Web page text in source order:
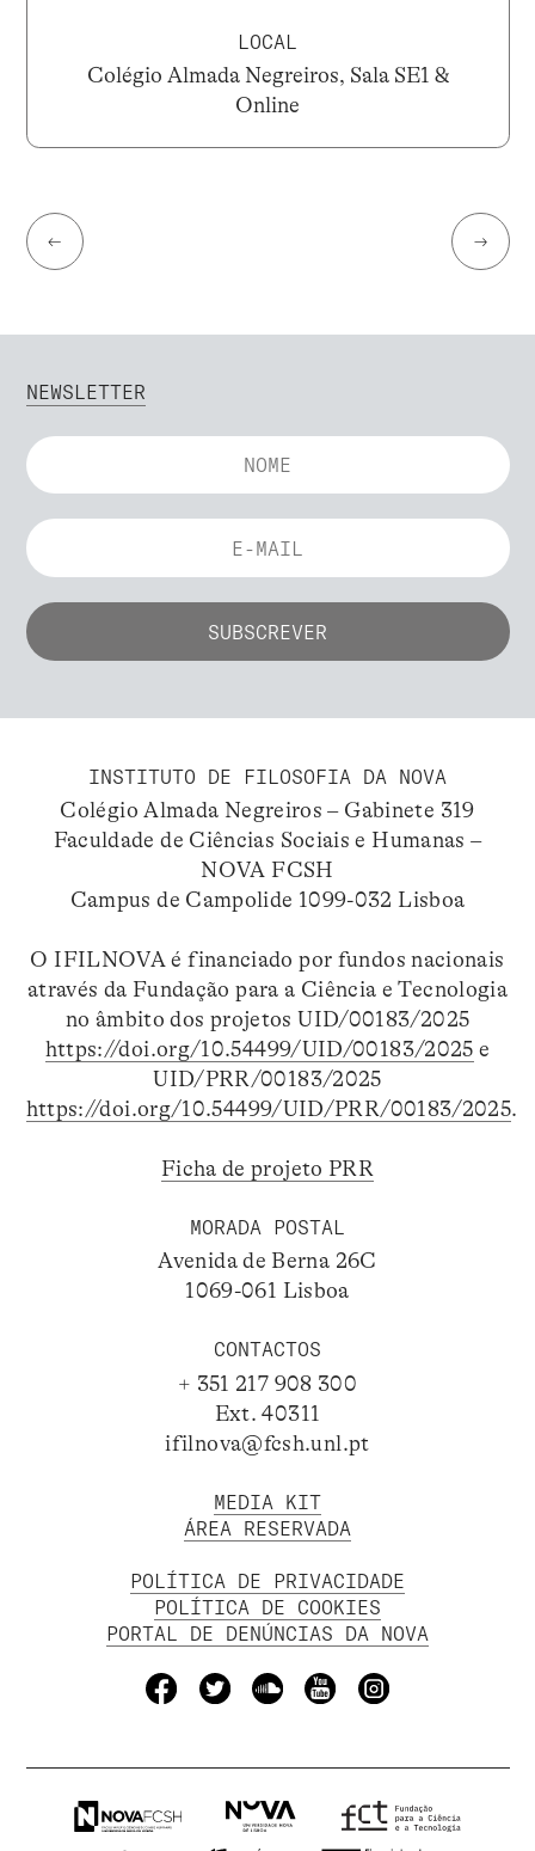
LOCAL
Colégio Almada Negreiros, Sala SE1 &
Online
← →
NEWSLETTER
INSTITUTO DE FILOSOFIA DA NOVA
Colégio Almada Negreiros – Gabinete 319
Faculdade de Ciências Sociais e Humanas –
NOVA FCSH
Campus de Campolide 1099-032 Lisboa
O IFILNOVA é financiado por fundos nacionais
através da Fundação para a Ciência e Tecnologia
no âmbito dos projetos UID/00183/2025
https://doi.org/10.54499/UID/00183/2025 e
UID/PRR/00183/2025
https://doi.org/10.54499/UID/PRR/00183/2025.
Ficha de projeto PRR
MORADA POSTAL
Avenida de Berna 26C
1069-061 Lisboa
CONTACTOS
+ 351 217 908 300
Ext. 40311
ifilnova@fcsh.unl.pt
MEDIA KIT
ÁREA RESERVADA
POLÍTICA DE PRIVACIDADE
POLÍTICA DE COOKIES
PORTAL DE DENÚNCIAS DA NOVA